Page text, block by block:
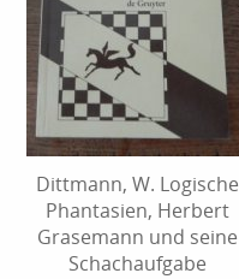
Dittmann, W. Logische
Phantasien, Herbert
Grasemann und seine
Schachaufgabe